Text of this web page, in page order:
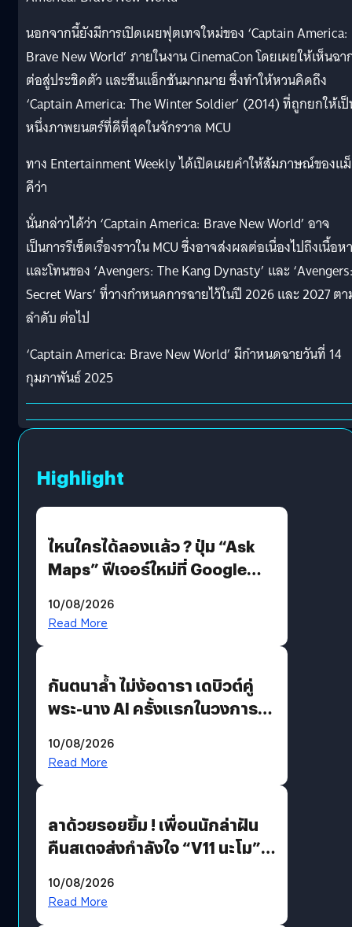
นอกจากนี้ยังมีการเปิดเผยฟุตเทจใหม่ของ ‘Captain America:
Brave New World’ ภายในงาน CinemaCon โดยเผยให้เห็นฉา
ต่อสู่ประชิดตัว และซีนแอ็กชันมากมาย ซึ่งทำให้หวนคิดถึง
‘Captain America: The Winter Soldier’ (2014) ที่ถูกยกให้เ
หนึ่งภาพยนตร์ที่ดีที่สุดในจักรวาล MCU
ทาง Entertainment Weekly ได้เปิดเผยคำให้สัมภาษณ์ของแ
คีว่า
นั่นกล่าวได้ว่า ‘Captain America: Brave New World’ อาจ
เป็นการรีเซ็ตเรื่องราวใน MCU ซึ่งอาจส่งผลต่อเนื่องไปถึงเนื้อหา
และโทนของ ‘Avengers: The Kang Dynasty’ และ
Secret Wars’ ที่วางกำหนดการฉายไว้ในปี 2026 และ 2027 ต
ลำดับ ต่อไป
‘Captain America: Brave New World’ มีกำหนดฉายวันที่ 14
กุมภาพันธ์ 2025
Highlight
ไหนใครได้ลองแล้ว ? ปุ่ม “Ask
Maps” ฟีเจอร์ใหม่ที่ Google
คุยกับแผนที่ได้แล้ว
10/08/2026
Read More
กันตนาล้ำ ไม่ง้อดารา เดบิวต์คู่
พระ-นาง AI ครั้งแรกในวงการ
10/08/2026
Read More
ลาด้วยรอยยิ้ม ! เพื่อนนักล่าฝัน
คืนสเตจส่งกำลังใจ “V11 นะโม”
รักแน่นฮอลล์
10/08/2026
Read More